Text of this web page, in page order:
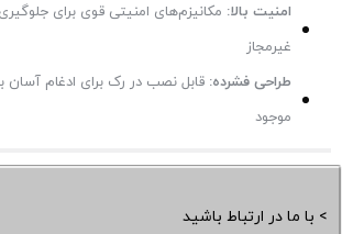
امنیت بالا: مکانیزم‌های امنیتی قوی برای
غیرمجاز
طراحی فشرده: قابل نصب در رک برای ادغام آسان
موجود
> با ما در ارتباط باشید